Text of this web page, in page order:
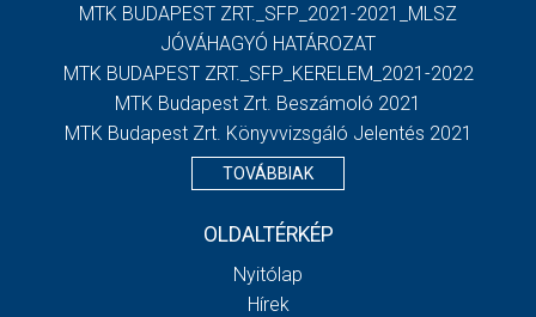
MTK BUDAPEST ZRT._SFP_2021-2021_MLSZ
JÓVÁHAGYÓ HATÁROZAT
MTK BUDAPEST ZRT._SFP_KERELEM_2021-2022
MTK Budapest Zrt. Beszámoló 2021
MTK Budapest Zrt. Könyvvizsgáló Jelentés 2021
TOVÁBBIAK
OLDALTÉRKÉP
Nyitólap
Hírek